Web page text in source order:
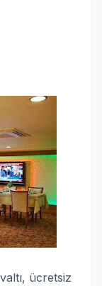
ücretsiz